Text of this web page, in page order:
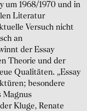
um 1968/1970 und in
Literatur
Versuch nicht
an
der Essay
Theorie und der
Qualitäten. „Essay
besondere
Magnus
Kluge, Renate